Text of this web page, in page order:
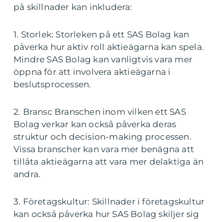
på skillnader kan inkludera:
1. Storlek: Storleken på ett SAS Bolag kan
påverka hur aktiv roll aktieägarna kan spela.
Mindre SAS Bolag kan vanligtvis vara mer
öppna för att involvera aktieägarna i
beslutsprocessen.
2. Bransc Branschen inom vilken ett SAS
Bolag verkar kan också påverka deras
struktur och decision-making processen.
Vissa branscher kan vara mer benägna att
tillåta aktieägarna att vara mer delaktiga än
andra.
3. Företagskultur: Skillnader i företagskultur
kan också påverka hur SAS Bolag skiljer sig